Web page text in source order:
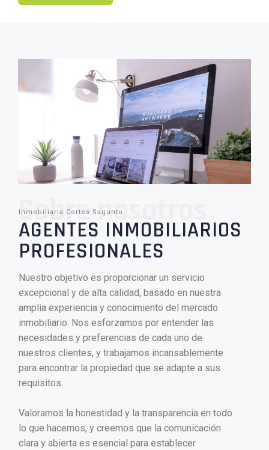
Sobre nosotros
Inmobiliaria Cortés Sagunto
AGENTES INMOBILIARIOS
PROFESIONALES
Nuestro objetivo es proporcionar un servicio
excepcional y de alta calidad, basado en nuestra
amplia experiencia y conocimiento del mercado
inmobiliario. Nos esforzamos por entender las
necesidades y preferencias de cada uno de
nuestros clientes, y trabajamos incansablemente
para encontrar la propiedad que se adapte a sus
requisitos.
Valoramos la honestidad y la transparencia en todo
lo que hacemos, y creemos que la comunicación
clara y abierta es esencial para establecer